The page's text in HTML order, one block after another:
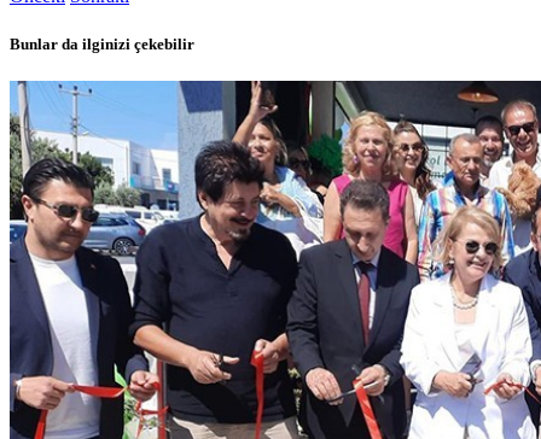
Bunlar da ilginizi çekebilir